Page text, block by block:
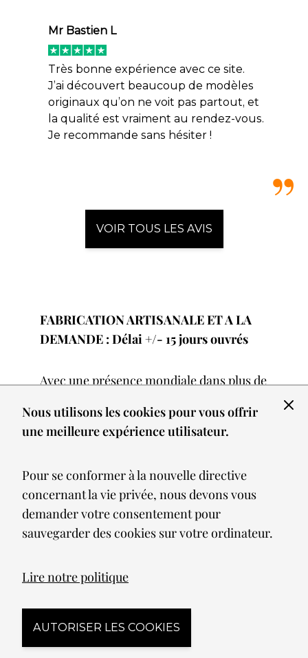
Nous utilisons les cookies pour vous offrir
une meilleure expérience utilisateur.
Pour se conformer à la nouvelle directive
concernant la vie privée, nous devons vous
demander votre consentement pour
sauvegarder des cookies sur votre ordinateur.
Lire notre politique
AUTORISER LES COOKIES
Mr Bastien L
Très bonne expérience avec ce site.
J’ai découvert beaucoup de modèles
originaux qu’on ne voit pas partout, et
la qualité est vraiment au rendez-vous.
Je recommande sans hésiter !
VOIR TOUS LES AVIS
FABRICATION ARTISANALE ET A LA
DEMANDE : Délai +/- 15 jours ouvrés
Avec une présence mondiale dans plus de
une participation aux salons
internationaux les plus prestigieux,
incontournable en Europe.
Elle a développé une gamme de lampes
classiques dont les lustres en cristal, puis
elle a évolué vers des design plus
Cette société travaille constamment pour
adaptées à tous les espaces, afin de
satisfaire chaque client en lui offrant le
plus grand choix de produits possibles.